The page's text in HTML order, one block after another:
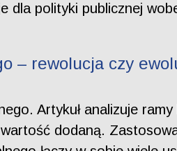
dla polityki publicznej
– rewolucja czy
Artykuł analizuje
dodaną.